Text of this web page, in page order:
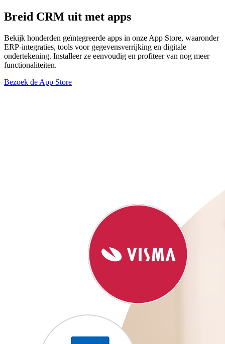
Breid CRM uit met apps
Bekijk honderden geïntegreerde apps in onze App Store, waaronder
ERP-integraties, tools voor gegevensverrijking en digitale
ondertekening. Installeer ze eenvoudig en profiteer van nog meer
functionaliteiten.
Bezoek de App Store